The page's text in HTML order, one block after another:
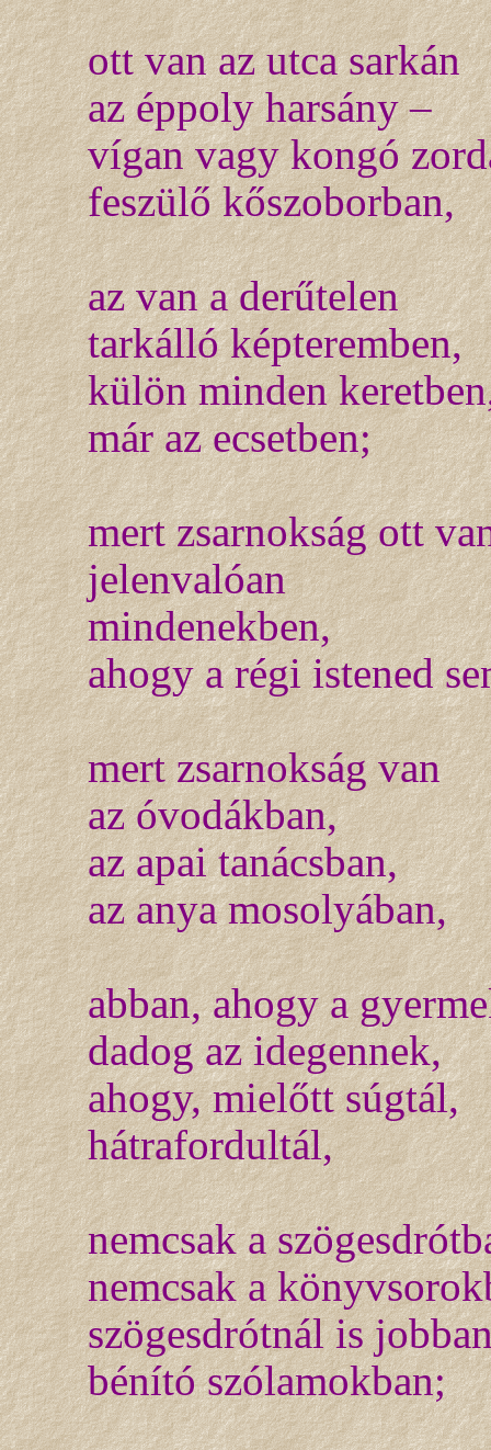
ott van az utca sarkán
az éppoly harsány –
vígan vagy kongó
feszülő kőszoborban,
az van a derűtelen
tarkálló képteremben,
külön minden
már az ecsetben;
mert zsarnokság ott
jelenvalóan
mindenekben,
ahogy a régi istened
mert zsarnokság van
az óvodákban,
az apai tanácsban,
az anya mosolyában,
abban, ahogy a
dadog az idegennek,
ahogy, mielőtt súgtál,
hátrafordultál,
nemcsak a
nemcsak a
szögesdrótnál is
bénító szólamokban;